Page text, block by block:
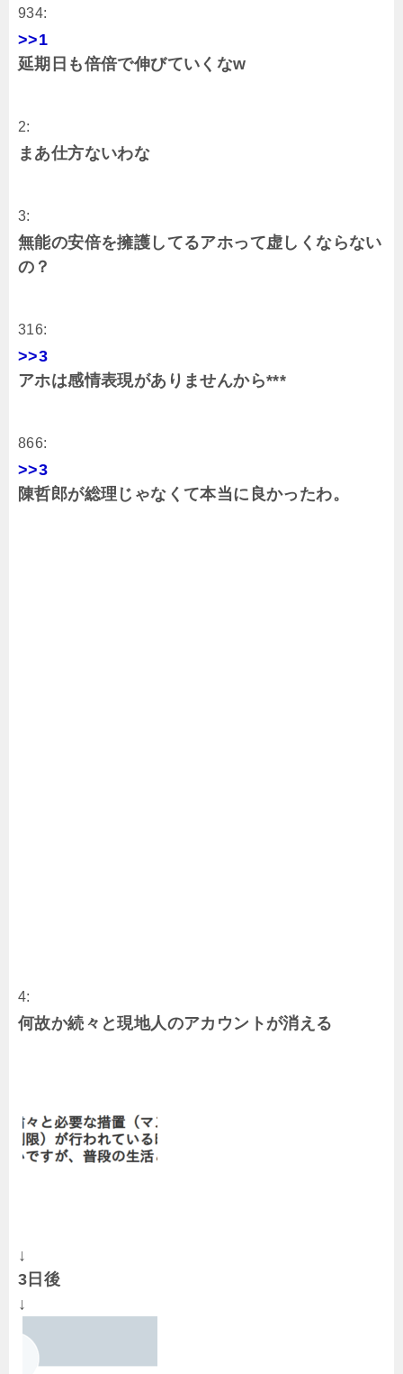
934:
>>1
延期日も倍倍で伸びていくなw
2:
まあ仕方ないわな
3:
無能の安倍を擁護してるアホって虚しくならない
の？
316:
>>3
アホは感情表現がありませんから***
866:
>>3
陳哲郎が総理じゃなくて本当に良かったわ。
4:
何故か続々と現地人のアカウントが消える
↓
3日後
↓